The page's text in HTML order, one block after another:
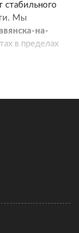
стабильного
Мы
на-
в пределах
выполнить